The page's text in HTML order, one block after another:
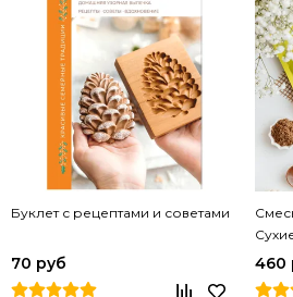
Буклет с рецептами и советами
70 руб 460